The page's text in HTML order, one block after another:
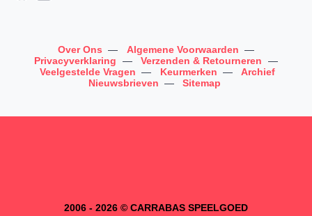
Over Ons — Algemene Voorwaarden —
Privacyverklaring
— Verzenden & Retourneren
—
Veelgestelde Vragen — Keurmerken —
Archief
Nieuwsbrieven — Sitemap
2006 - 2026 © CARRABAS SPEELGOED